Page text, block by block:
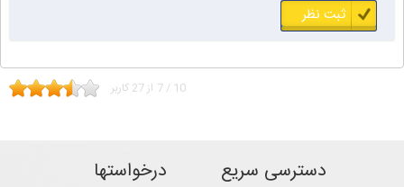
7 / 10 از 27 کاربر
دسترسی سریع درخواستها